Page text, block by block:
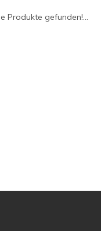
Produkte gefunden!...